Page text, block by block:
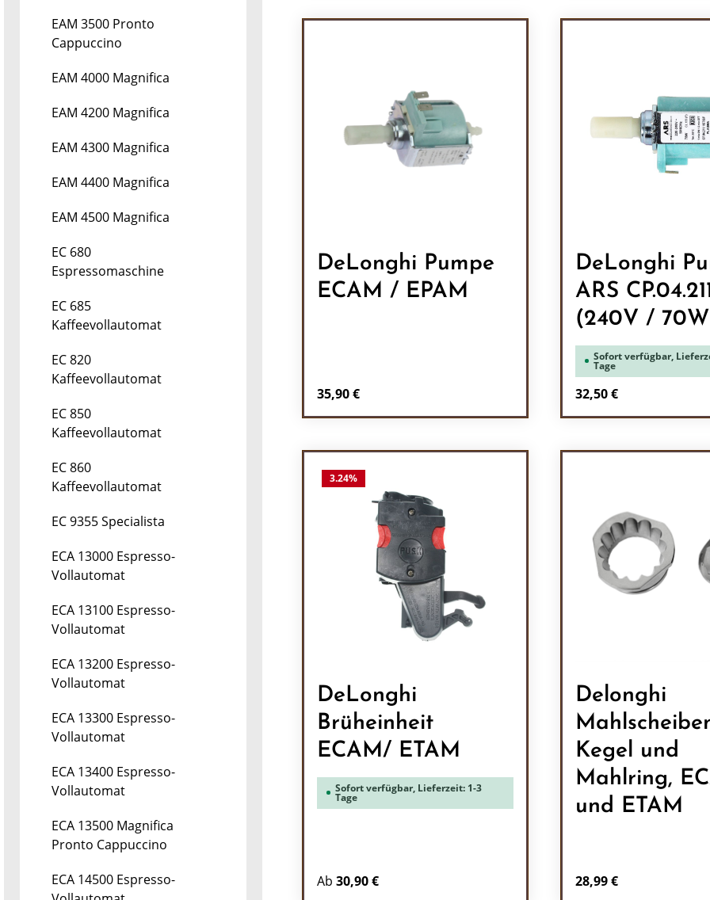
EAM 3500 Pronto
Cappuccino
EAM 4000 Magnifica
EAM 4200 Magnifica
EAM 4300 Magnifica
EAM 4400 Magnifica
EAM 4500 Magnifica
EC 680
Espressomaschine
EC 685
Kaffeevollautomat
EC 820
Kaffeevollautomat
EC 850
Kaffeevollautomat
EC 860
Kaffeevollautomat
EC 9355 Specialista
ECA 13000 Espresso-
Vollautomat
ECA 13100 Espresso-
Vollautomat
ECA 13200 Espresso-
Vollautomat
ECA 13300 Espresso-
Vollautomat
ECA 13400 Espresso-
Vollautomat
ECA 13500 Magnifica
Pronto Cappuccino
ECA 14500 Espresso-
DeLonghi Pumpe
ECAM / EPAM
Regulärer Preis:
35,90 €
DeLonghi
ARS
(240V /
Sofort verfügbar,
Tage
Regulärer Preis:
32,50 €
3.24%
DeLonghi
Brüheinheit
ECAM/ ETAM
Sofort verfügbar, Lieferzeit: 1-3
Tage
Ab 30,90 €
Delonghi
Kegel und
Mahlring,
und ETAM
Regulärer Preis:
28,99 €